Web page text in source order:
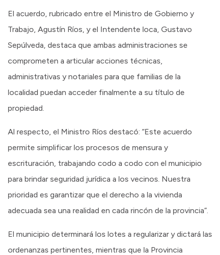
El acuerdo, rubricado entre el Ministro de Gobierno y
Trabajo, Agustín Ríos, y el Intendente loca, Gustavo
Sepúlveda, destaca que ambas administraciones se
comprometen a articular acciones técnicas,
administrativas y notariales para que familias de la
localidad puedan acceder finalmente a su título de
propiedad.
Al respecto, el Ministro Ríos destacó: “Este acuerdo
permite simplificar los procesos de mensura y
escrituración, trabajando codo a codo con el municipio
para brindar seguridad jurídica a los vecinos. Nuestra
prioridad es garantizar que el derecho a la vivienda
adecuada sea una realidad en cada rincón de la provincia”.
El municipio determinará los lotes a regularizar y dictará las
ordenanzas pertinentes, mientras que la Provincia